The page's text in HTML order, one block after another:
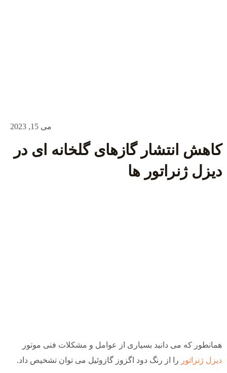
می 15, 2023
کاهش انتشار گازهای گلخانه ای در
دیزل ژنراتور ها
همانطور که می دانید بسیاری از عوامل و مشکلات فنی موتور
دیزل ژنراتور را از رنگ دود اگزوز گازوئیل می توان تشخیص داد.